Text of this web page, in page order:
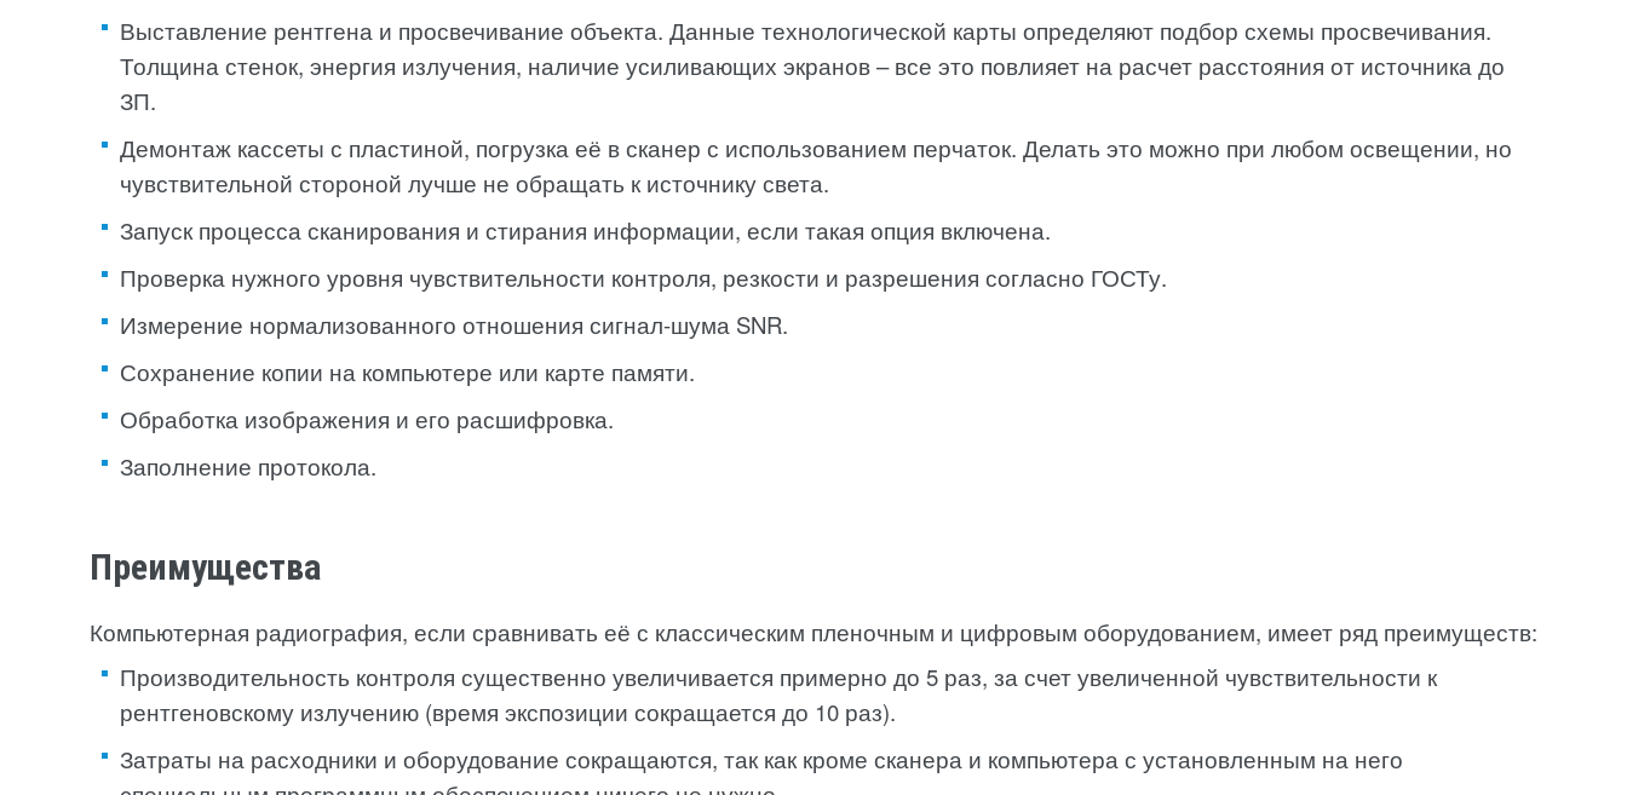
Выставление рентгена и просвечивание объекта. Данные технологической карты определяют подбор схемы просвечивания.
Толщина стенок, энергия излучения, наличие усиливающих экранов – все это повлияет на расчет расстояния от источника до
ЗП.
Демонтаж кассеты с пластиной, погрузка её в сканер с использованием перчаток. Делать это можно при любом освещении, но
чувствительной стороной лучше не обращать к источнику света.
Запуск процесса сканирования и стирания информации, если такая опция включена.
Проверка нужного уровня чувствительности контроля, резкости и разрешения согласно ГОСТу.
Измерение нормализованного отношения сигнал-шума SNR.
Сохранение копии на компьютере или карте памяти.
Обработка изображения и его расшифровка.
Заполнение протокола.
Преимущества
Компьютерная радиография, если сравнивать её с классическим пленочным и цифровым оборудованием, имеет ряд преимуществ:
Производительность контроля существенно увеличивается примерно до 5 раз, за счет увеличенной чувствительности к
рентгеновскому излучению (время экспозиции сокращается до 10 раз).
Затраты на расходники и оборудование сокращаются, так как кроме сканера и компьютера с установленным на него